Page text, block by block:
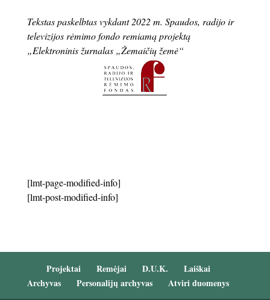
Tekstas paskelbtas vykdant 2022 m. Spaudos, radijo ir
televizijos rėmimo fondo remiamą projektą
„Elektroninis žurnalas „Žemaičių žemė“
[lmt-page-modified-info]
[lmt-post-modified-info]
Projektai Remėjai D.U.K.
Laiškai
Archyvas
Personalijų archyvas Atviri duomenys